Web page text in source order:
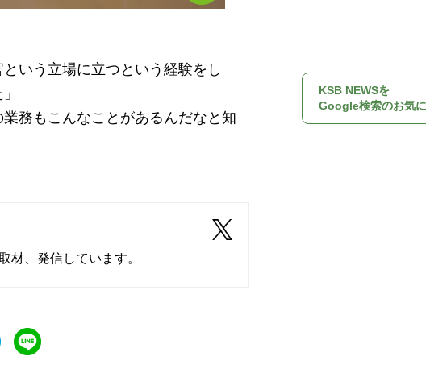
いう立場に立つという経験をし
務もこんなことがあるんだなと知
材、発信しています。
KSB NEWSを
Google検索のお気